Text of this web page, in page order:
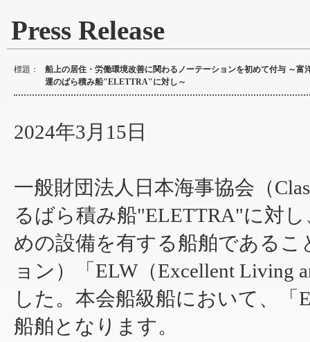
Press Release
標題：
船上の居住・労働環境改善に関わるノーテーションを初めて付与 ～富
運のばら積み船"ELETTRA"に対し～
2024年3月15日
一般財団法人日本海事協会（
るばら積み船"ELETTRA"に対
めの設備を有する船舶である
ョン）「ELW（Excellent Living
した。本会船級船において、
船舶となります。